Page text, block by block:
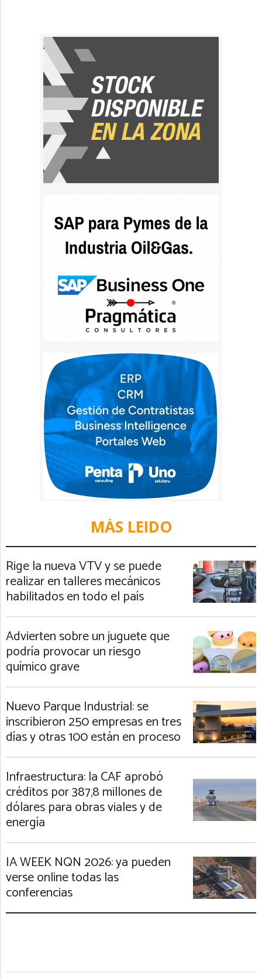
MÁS LEIDO
Rige la nueva VTV y se puede
realizar en talleres mecánicos
habilitados en todo el país
Advierten sobre un juguete que
podría provocar un riesgo
químico grave
Nuevo Parque Industrial: se
inscribieron 250 empresas en tres
días y otras 100 están en proceso
Infraestructura: la CAF aprobó
créditos por 387,8 millones de
dólares para obras viales y de
energía
IA WEEK NQN 2026: ya pueden
verse online todas las
conferencias